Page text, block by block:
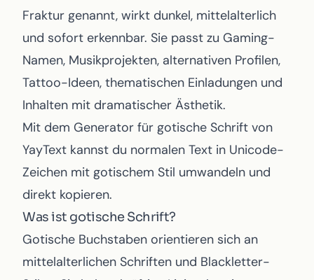
Fraktur genannt, wirkt dunkel, mittelalterlich
und sofort erkennbar. Sie passt zu Gaming-
Namen, Musikprojekten, alternativen Profilen,
Tattoo-Ideen, thematischen Einladungen und
Inhalten mit dramatischer Ästhetik.
Mit dem Generator für gotische Schrift von
YayText kannst du normalen Text in Unicode-
Zeichen mit gotischem Stil umwandeln und
direkt kopieren.
Was ist gotische Schrift?
Gotische Buchstaben orientieren sich an
mittelalterlichen Schriften und Blackletter-